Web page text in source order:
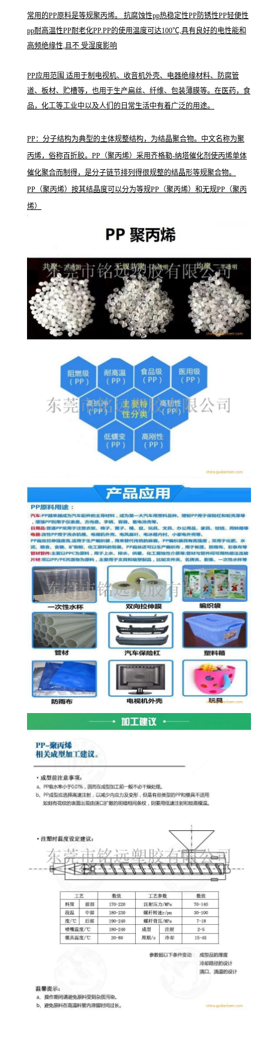
常用的PP原料是等规聚丙烯。 抗腐蚀性pp热稳定性PP防锈性PP轻便性
pp耐高温性PP耐老化PP.PP的使用温度可达100℃,具有良好的电性能和
高频绝缘性,且不 受湿度影响
PP应用范围 适用于制电视机、收音机外壳、电器绝缘材料、防腐管
道、板材、贮槽等，也用于生产扁丝、纤维、包装薄膜等。在医药，食
品，化工等工业中以及人们的日常生活中有着广泛的用途。
PP：分子结构为典型的主体规整结构，为结晶聚合物。中文名称为聚
丙烯，俗称百折胶。PP（聚丙烯）采用齐格勒-纳塔催化剂使丙烯单体
催化聚合而制得，是分子链节排列得很规整的结晶形等规聚合物。
PP（聚丙烯）按其结晶度可以分为等规PP（聚丙烯）和无规PP（聚丙
烯）